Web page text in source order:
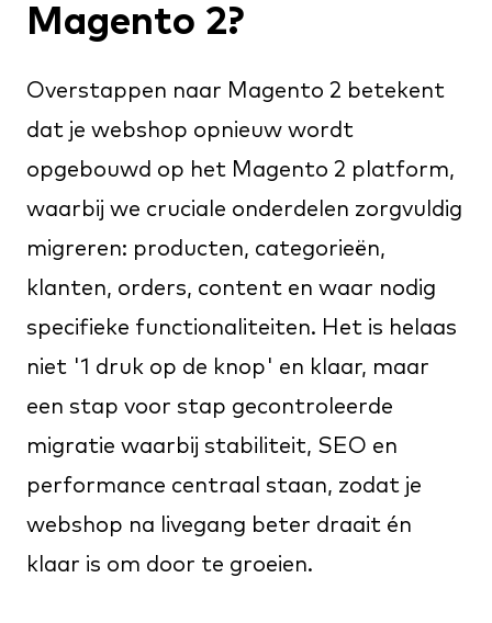
Magento 2?
Overstappen naar Magento 2 betekent
dat je webshop opnieuw wordt
opgebouwd op het Magento 2 platform,
waarbij we cruciale onderdelen zorgvuldig
migreren: producten, categorieën,
klanten, orders, content en waar nodig
specifieke functionaliteiten. Het is helaas
niet '1 druk op de knop' en klaar, maar
een stap voor stap gecontroleerde
migratie waarbij stabiliteit, SEO en
performance centraal staan, zodat je
webshop na livegang beter draait én
klaar is om door te groeien.